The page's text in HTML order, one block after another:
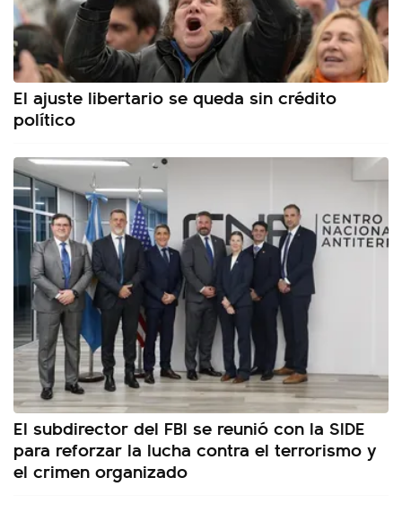
El ajuste libertario se queda sin crédito
político
El subdirector del FBI se reunió con la SIDE
para reforzar la lucha contra el terrorismo y
el crimen organizado